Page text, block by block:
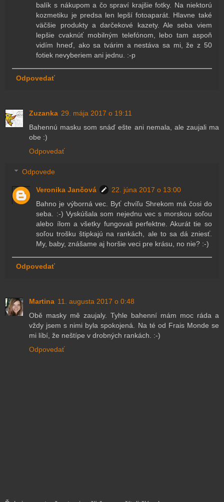
balík s nákupom a čo spraví krajšie fotky. Na niektorú
kozmetiku je predsa len lepší fotoaparát. Hlavne také
väčšie produkty a darčekové kazety. Ale seba viem
lepšie cvaknúť mobilným telefónom, lebo tam aspoň
vidím hneď, ako sa tvárim a nestáva sa mi, že z 50
fotiek nevyberiem ani jednu. :-p
Odpovedať
Zuzanka 29. mája 2017 o 19:11
Bahennú masku som snáď ešte ani nemala, ale zaujali ma
obe :)
Odpovedať
Odpovede
Veronika Jančová
22. júna 2017 o 13:00
Bahno je výborná vec. Byť chvíľu Shrekom má čosi do
seba. :-) Vyskúšala som nejednu vec s morskou soľou
alebo ílom a všetky fungovali perfektne. Akurát tie so
soľou trošku štipkajú na rankách, ale to sa dá zniesť.
My, baby, znášame aj horšie veci pre krásu, no nie? :-)
Odpovedať
Martina 11. augusta 2017 o 0:48
Obě masky mě zaujaly. Tyhle bahenní mám moc ráda a
vždy jsem s nimi byla spokojená. Na té od Frais Monde se
mi líbí, že neštípe v drobných rankách. :-)
Odpovedať